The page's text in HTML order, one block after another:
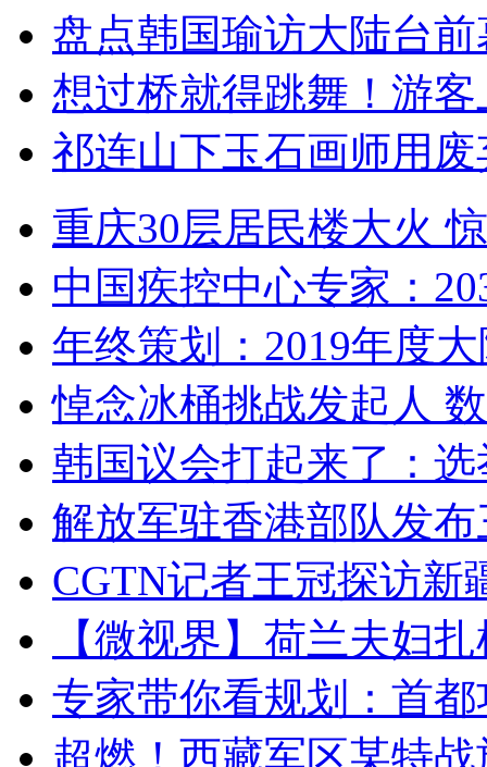
盘点韩国瑜访大陆台
想过桥就得跳舞！游客
祁连山下玉石画师用
重庆30层居民楼大火
中国疾控中心专家：
年终策划：2019年度
悼念冰桶挑战发起人
韩国议会打起来了：
解放军驻香港部队发
CGTN记者王冠探访新
【微视界】荷兰夫妇
专家带你看规划：首
超燃！西藏军区某特